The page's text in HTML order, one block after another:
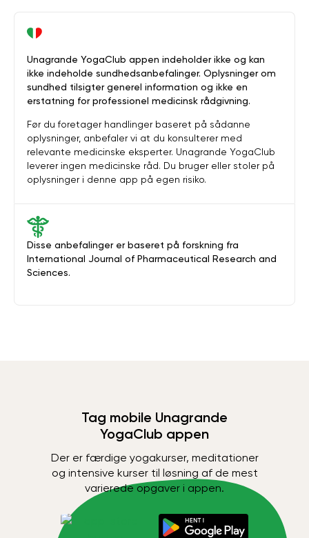
Disse anbefalinger er baseret på forskning fra
International Journal of Pharmaceutical Research and
Sciences.
Unagrande YogaClub appen indeholder ikke og kan
ikke indeholde sundhedsanbefalinger. Oplysninger om
sundhed tilsigter generel information og ikke en
erstatning for professionel medicinsk rådgivning.
Før du foretager handlinger baseret på sådanne
oplysninger, anbefaler vi at du konsulterer med
relevante medicinske eksperter. Unagrande YogaClub
leverer ingen medicinske råd. Du bruger eller stoler på
oplysninger i denne app på egen risiko.
Tag mobile Unagrande
YogaClub appen
Der er færdige yogakurser, meditationer
og intensive kurser til løsning af de mest
varierede opgaver i appen.